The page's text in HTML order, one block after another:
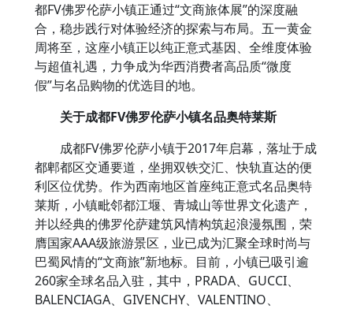
都FV佛罗伦萨小镇正通过“文商旅体展”的深度融
合，稳步践行对体验经济的探索与布局。五一黄金
周将至，这座小镇正以纯正意式基因、全维度体验
与超值礼遇，力争成为华西消费者高品质“微度
假”与名品购物的优选目的地。
关于成都FV佛罗伦萨小镇名品奥特莱斯
成都FV佛罗伦萨小镇于2017年启幕，落址于成
都郫都区交通要道，坐拥双铁交汇、快轨直达的便
利区位优势。作为西南地区首座纯正意式名品奥特
莱斯，小镇毗邻都江堰、青城山等世界文化遗产，
并以经典的佛罗伦萨建筑风情构筑起浪漫氛围，荣
膺国家AAA级旅游景区，业已成为汇聚全球时尚与
巴蜀风情的“文商旅”新地标。目前，小镇已吸引逾
260家全球名品入驻，其中，PRADA、GUCCI、
BALENCIAGA、GIVENCHY、VALENTINO、